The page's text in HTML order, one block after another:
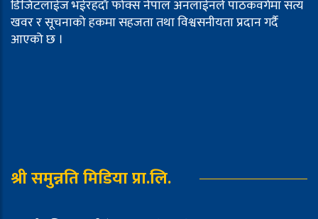
डिजिटलाईज भईरहदाँ फोक्स नेपाल अनलाईनले पाठकवर्गमा सत्य
खवर र सूचनाको हकमा सहजता तथा विश्वसनीयता प्रदान गर्दै
आएको छ ।
श्री समुन्नति मिडिया प्रा.लि.